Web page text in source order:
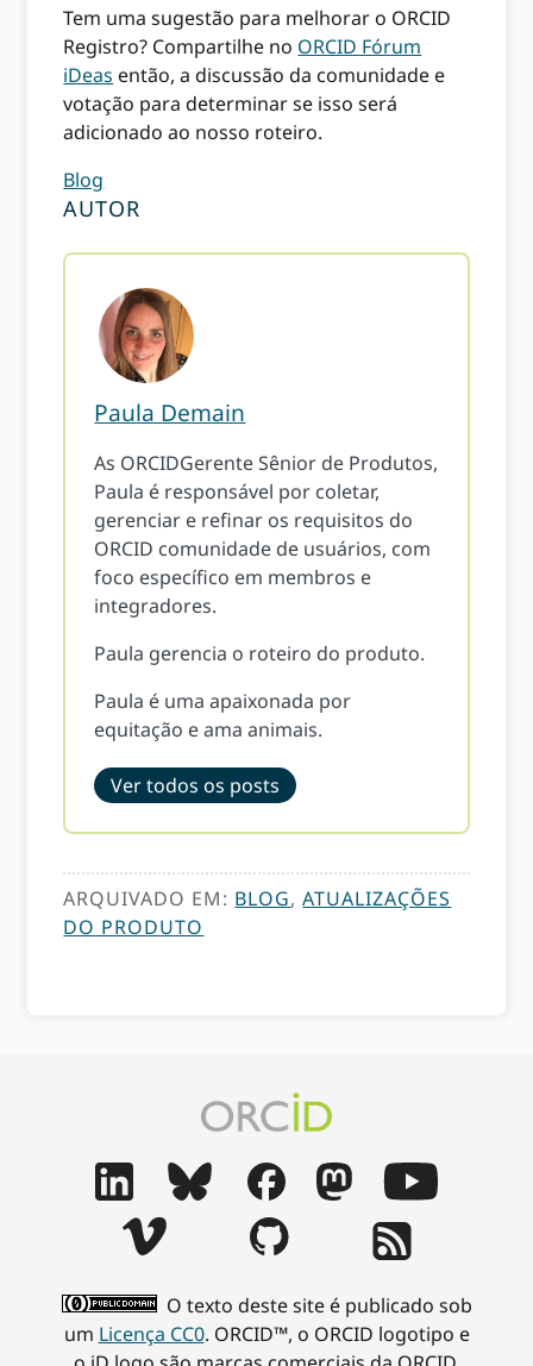
Tem uma sugestão para melhorar o ORCID
Registro? Compartilhe no ORCID Fórum
iDeas então, a discussão da comunidade e
votação para determinar se isso será
adicionado ao nosso roteiro.
Blog
AUTOR
Paula Demain
As ORCIDGerente Sênior de Produtos,
Paula é responsável por coletar,
gerenciar e refinar os requisitos do
ORCID comunidade de usuários, com
foco específico em membros e
integradores.
Paula gerencia o roteiro do produto.
Paula é uma apaixonada por
equitação e ama animais.
Ver todos os posts
ARQUIVADO EM: BLOG,ATUALIZAÇÕES
DO PRODUTO
O texto deste site é publicado sob
um Licença CC0. ORCID™, o ORCID logotipo e